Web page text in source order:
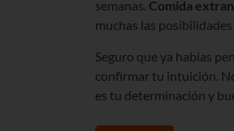
semanas. Comida
muchas las
Seguro que ya habías
confirmar tu intuición.
es tu determinación y